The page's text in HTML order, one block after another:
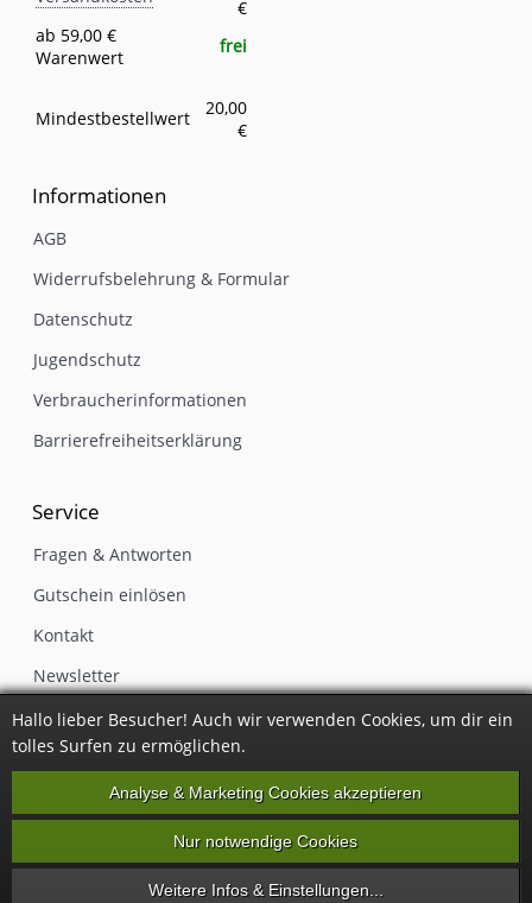
€
ab 59,00 €
Warenwert
frei
Mindestbestellwert
20,00
€
Informationen
AGB
Widerrufsbelehrung & Formular
Datenschutz
Jugendschutz
Verbraucherinformationen
Barrierefreiheitserklärung
Service
Fragen & Antworten
Gutschein einlösen
Kontakt
Newsletter
Impressum
Vertrag widerrufen
Alle Preise inkl. gesetzlicher Mehrwertsteuer, zzgl.Versandkosten·Party
Kneipe Bar © 2026 EFAG GmbH & Co. KG
Hallo lieber Besucher! Auch wir verwenden Cookies, um dir ein
tolles Surfen zu ermöglichen.
Analyse & Marketing Cookies akzeptieren
Nur notwendige Cookies
Weitere Infos & Einstellungen...